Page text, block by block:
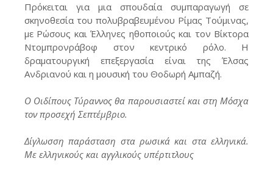
Πρόκειται για μια σπουδαία συμπαραγωγή σε
σκηνοθεσία του πολυβραβευμένου Ρίμας Τούμινας,
με Ρώσους και Έλληνες ηθοποιούς και τον Βίκτορα
Ντομπρονράβοφ στον κεντρικό ρόλο. Η
δραματουργική επεξεργασία είναι της Έλσας
Ανδριανού και η μουσική του Θοδωρή Αμπαζή.
Ο Οιδίπους Τύραννος θα παρουσιαστεί και στη Μόσχα
τον προσεχή Σεπτέμβριο.
Δίγλωσση παράσταση στα ρωσικά και στα ελληνικά.
Με ελληνικούς και αγγλικούς υπέρτιτλους